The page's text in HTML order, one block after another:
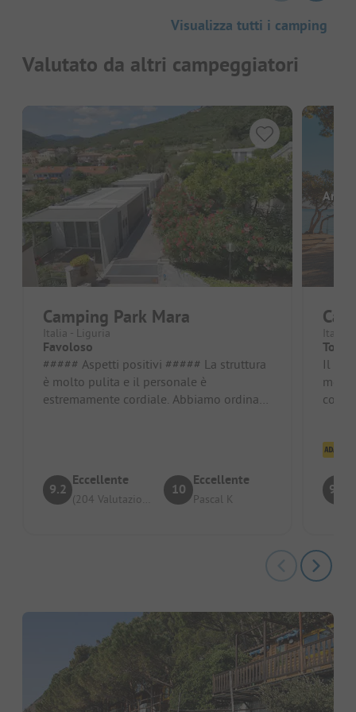
Visualizza tutti i camping
Valutato da altri campeggiatori
Camping Park Mara
Italia - Liguria
Favoloso
##### Aspetti positivi ##### La struttura
è molto pulita e il personale è
estremamente cordiale. Abbiamo ordinato
9.2
Eccellente
(204 Valutazioni)
10
Eccellente
Pascal K
Italia
Il
9.3